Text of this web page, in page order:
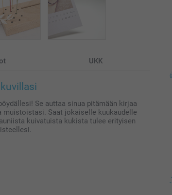
UKK
Se auttaa sinua pitämään kirjaa
Saat jokaiselle kuukaudelle
kuivatuista kukista tulee erityisen